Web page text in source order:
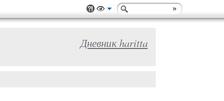
Дневник haritta